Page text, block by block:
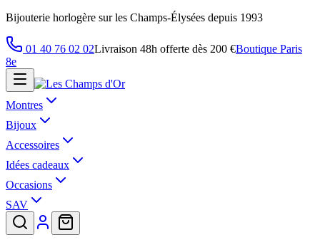
Bijouterie horlogère sur les Champs-Élysées depuis 1993
01 40 76 02 02Livraison 48h offerte dès 200 €Boutique Paris
8e
Montres
Bijoux
Accessoires
Idées cadeaux
Occasions
SAV